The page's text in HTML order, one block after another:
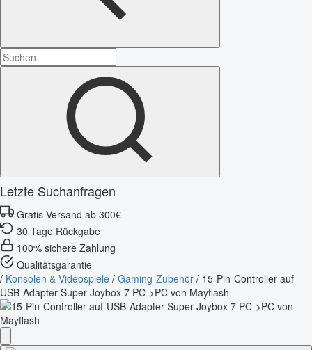
Letzte Suchanfragen
Gratis Versand ab 300€
30 Tage Rückgabe
100% sichere Zahlung
Qualitätsgarantie
/ Konsolen & Videospiele / Gaming-Zubehör / 15-Pin-Controller-auf-
USB-Adapter Super Joybox 7 PC->PC von Mayflash